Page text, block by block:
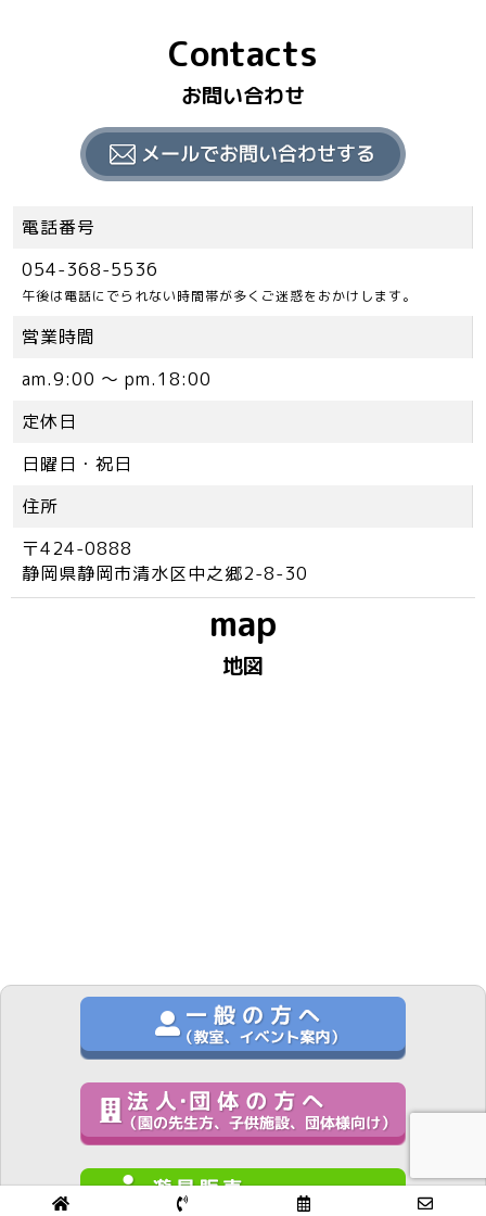
Contacts
お問い合わせ
電話番号
054-368-5536
午後は電話にでられない時間帯が多くご迷惑をおかけします。
営業時間
am.9:00 ～ pm.18:00
定休日
日曜日・祝日
住所
〒424-0888
静岡県静岡市清水区中之郷2-8-30
map
地図